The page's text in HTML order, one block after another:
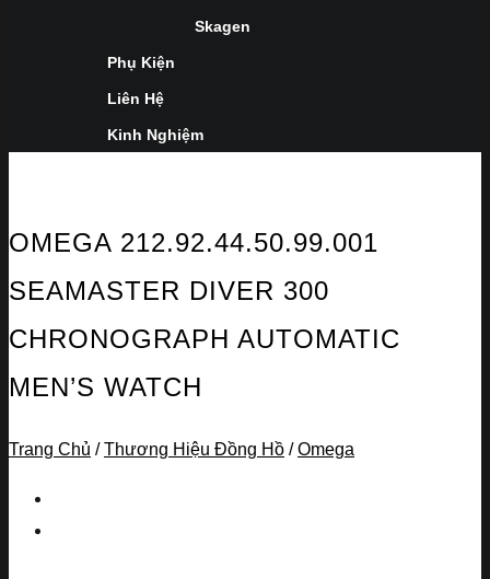
Skagen
Phụ Kiện
Liên Hệ
Kinh Nghiệm
OMEGA 212.92.44.50.99.001
SEAMASTER DIVER 300
CHRONOGRAPH AUTOMATIC
MEN’S WATCH
Trang Chủ / Thương Hiệu Đồng Hồ / Omega